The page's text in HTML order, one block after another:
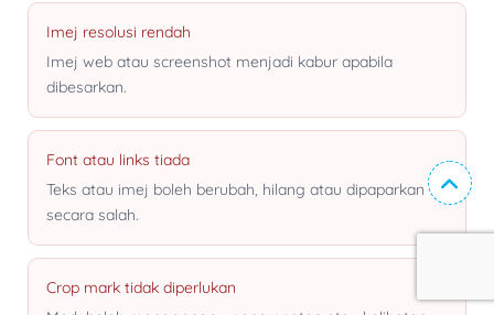
Imej resolusi rendah
Imej web atau screenshot menjadi kabur apabila
dibesarkan.
Font atau links tiada
Teks atau imej boleh berubah, hilang atau dipaparkan
secara salah.
Crop mark tidak diperlukan